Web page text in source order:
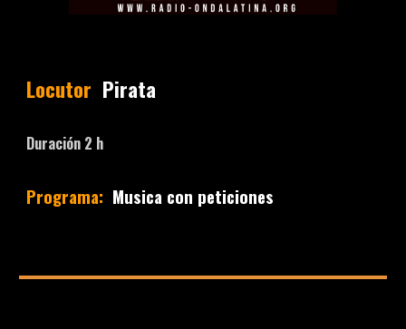
Locutor Pirata
Duración 2 h
Programa: Musica con peticiones